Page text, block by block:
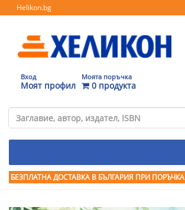
Helikon.bg
Вход
Моят профил
Моята поръчка
0 продукта
БЕЗПЛАТНА ДОСТАВКА В БЪЛГАРИЯ ПРИ ПОРЪЧКА